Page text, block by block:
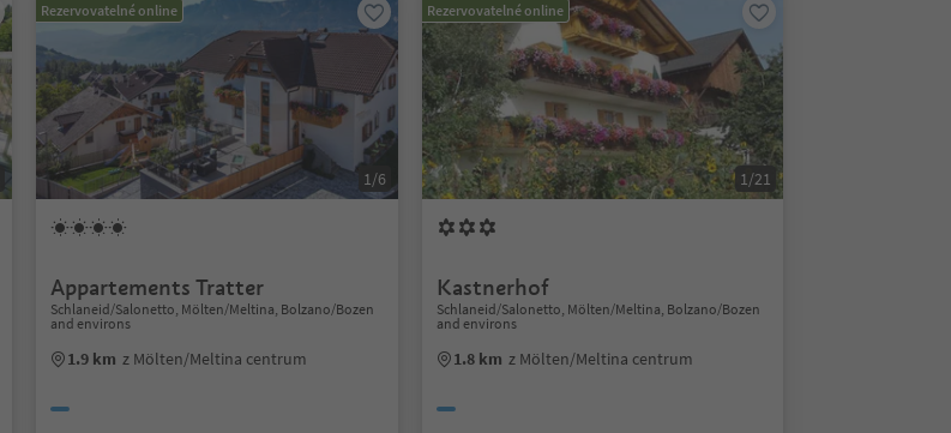
Rezervovatelné online
1/6
Appartements Tratter
Schlaneid/Salonetto, Mölten/Meltina, Bolzano/Bozen
and environs
1.9 km z Mölten/Meltina centrum
Rezervovatelné online
1/21
Kastnerhof
Schlaneid/Salonetto, Mölten/Meltina, Bolzano/Bozen
and environs
1.8 km z Mölten/Meltina centrum